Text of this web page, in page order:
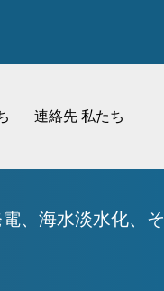
連絡先 私たち
、海水淡水化、